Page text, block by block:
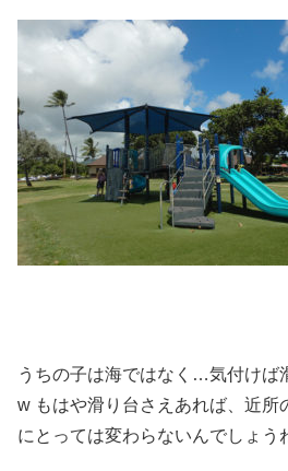
うちの子は海ではなく…気付けば
w もはや滑り台さえあれば、近
にとっては変わらないんでしょう